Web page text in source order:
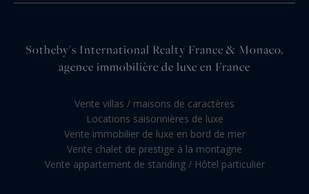
Sotheby's International Realty France & Monaco,
agence immobilière de luxe en France
Vente villas / maisons de caractères
Locations saisonnières de luxe
Vente immobilier de luxe en bord de mer
Vente chalet de prestige à la montagne
Vente appartement de standing / Hôtel particulier